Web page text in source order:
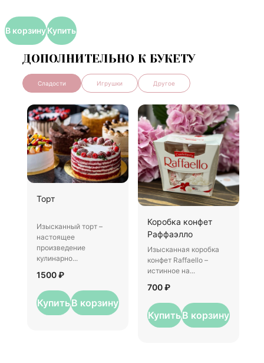
В корзинуКупить
ДОПОЛНИТЕЛЬНО К БУКЕТУ
Сладости Игрушки Другое
Торт
Изысканный торт –
настоящее
произведение
кулинарно...
1500 ₽
КупитьВ корзину
Коробка конфет
Раффаэлло
Изысканная коробка
конфет Raffaello –
истинное на...
700 ₽
КупитьВ корзину